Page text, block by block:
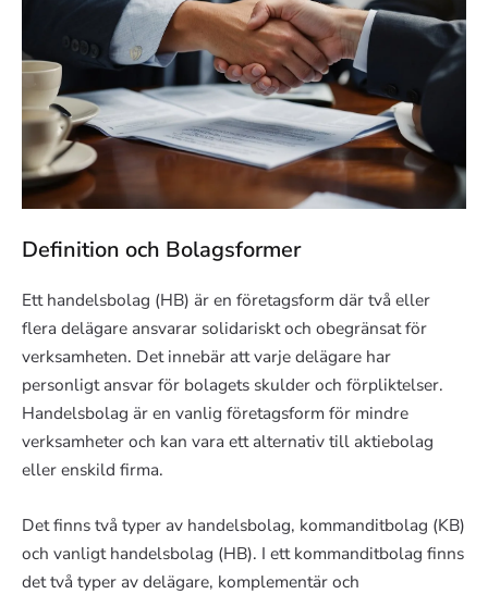
Definition och Bolagsformer
Ett handelsbolag (HB) är en företagsform där två eller
flera delägare ansvarar solidariskt och obegränsat för
verksamheten. Det innebär att varje delägare har
personligt ansvar för bolagets skulder och förpliktelser.
Handelsbolag är en vanlig företagsform för mindre
verksamheter och kan vara ett alternativ till aktiebolag
eller enskild firma.
Det finns två typer av handelsbolag, kommanditbolag (KB)
och vanligt handelsbolag (HB). I ett kommanditbolag finns
det två typer av delägare, komplementär och